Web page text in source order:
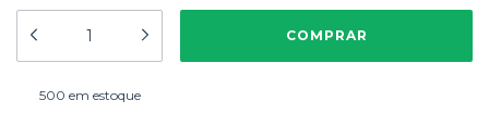
500 em estoque